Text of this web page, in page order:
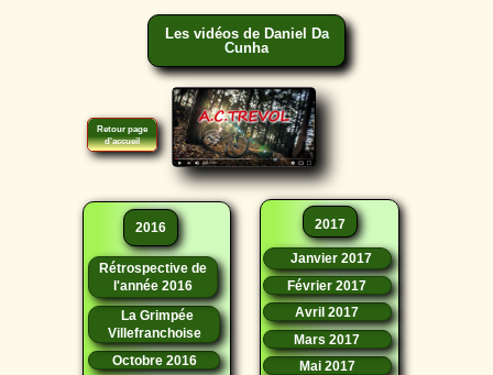
Les vidéos de Daniel Da
Cunha
2016
Mai 2017
Janvier 2017
Mars 2017
Avril 2017
Février 2017
Octobre 2016
2017
La Grimpée
Villefranchoise
Rétrospective de
l'année 2016
Retour page
d'accueil